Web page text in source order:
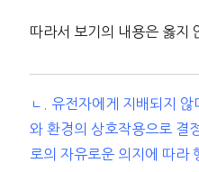
따라서 보기의 내용은 옳지
ㄴ. 유전자에게 지배되지
와 환경의 상호작용으로 결
로의 자유로운 의지에 따라